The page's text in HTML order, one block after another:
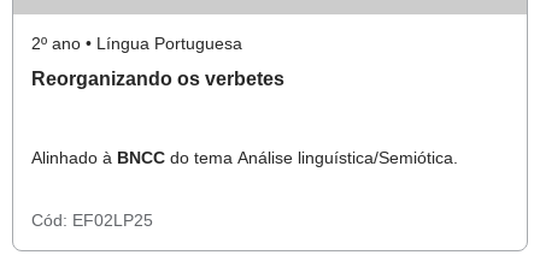
2º ano • Língua Portuguesa
Reorganizando os verbetes
Alinhado à BNCC do tema Análise linguística/Semiótica.
Cód: EF02LP25